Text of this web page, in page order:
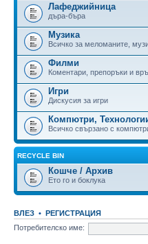
Лафеджийница
дъра-бъра
Музика
Всичко за меломаните,
Филми
Коментари, препоръки и
Игри
Дискусия за игри
Компютри,
Всичко свързано с
RECYCLE BIN
Кошче / Архив
Ето го и боклука
ВЛЕЗ • РЕГИСТРАЦИЯ
Потребителско име: